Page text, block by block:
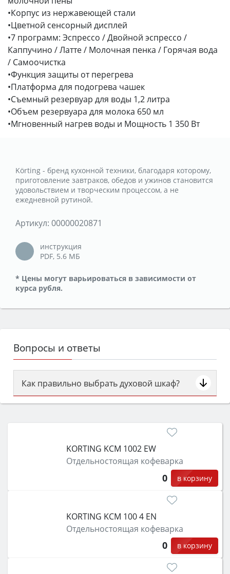
•Корпус из нержавеющей стали
•Цветной сенсорный дисплей
•7 программ: Эспрессо / Двойной эспрессо /
Каппучино / Латте / Молочная пенка / Горячая вода
/ Самоочистка
•Функция защиты от перегрева
•Платформа для подогрева чашек
•Съемный резервуар для воды 1,2 литра
•Объем резервуара для молока 650 мл
•Мгновенный нагрев воды и Мощность 1 350 Вт
Körting - бренд кухонной техники, благодаря которому,
приготовление завтраков, обедов и ужинов становится
удовольствием и творческим процессом, а не
ежедневной рутиной.
Артикул: 00000020871
инструкция
PDF, 5.6 MБ
* Цены могут варьироваться в зависимости от
курса рубля.
Вопросы и ответы
Как правильно выбрать духовой шкаф?
Сначала определитесь с типом (газовый или
затем смотрите на объём 50–70 л для семьи,
функции (конвекция, гриль, самоочистка,
защита от детей).
KORTING KCM 1002 EW
Отдельностоящая кофеварка
0 в корзину
KORTING KCM 100 4 EN
Отдельностоящая кофеварка
0 в корзину